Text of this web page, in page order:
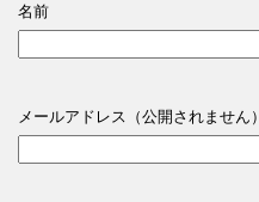
名前
メールアドレス（公開されません）